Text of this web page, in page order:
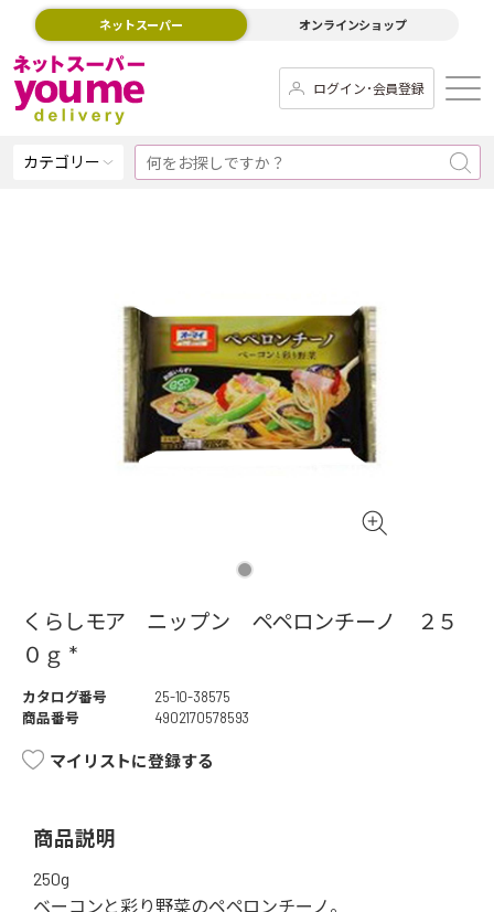
ネットスーパー オンラインショップ
ログイン･会員登録
カテゴリー
くらしモア ニップン ペペロンチーノ ２５
０ｇ *
カタログ番号
25-10-38575
商品番号
4902170578593
マイリストに登録する
商品説明
250g
ベーコンと彩り野菜のペペロンチーノ。